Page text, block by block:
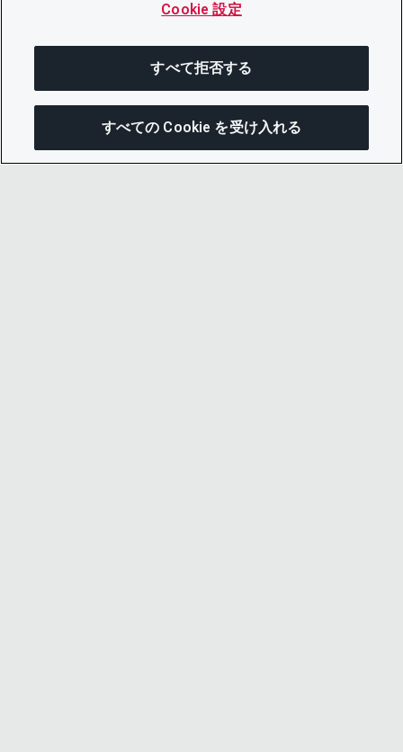
Cookie 設定
すべて拒否する
すべての Cookie を受け入れる